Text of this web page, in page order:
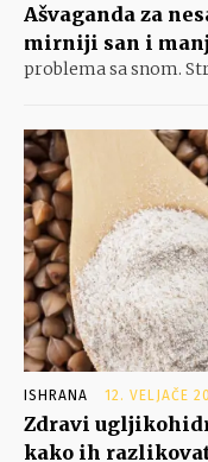
Ašvaganda za
mirniji san i
problema sa snom.
ISHRANA 12. VELJAČE
Zdravi
kako ih